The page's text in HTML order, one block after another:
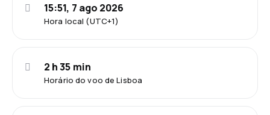
Hora local (UTC+1)
15:51, 7 ago 2026
Horário do voo de Lisboa
2 h 35 min